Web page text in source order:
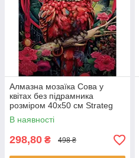
Алмазна мозаїка Сова у
квітах без підрамника
розміром 40х50 см Strateg
(JSFH85881)
В наявності
298,80 ₴ 498 ₴